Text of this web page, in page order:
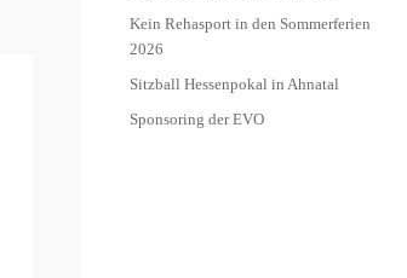
Kein Rehasport in den Sommerferien
2026
Sitzball Hessenpokal in Ahnatal
Sponsoring der EVO